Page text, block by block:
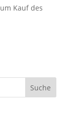
Kauf des